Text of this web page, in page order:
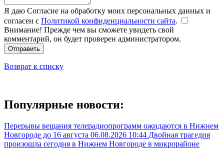
Я даю Согласие на обработку моих персональных данных и
согласен с Политикой конфиденциальности сайта.
Внимание! Прежде чем вы сможете увидеть свой
комментарий, он будет проверен администратором.
Отправить
Возврат к списку
Популярные новости:
Перерывы вещания телерадиопрограмм ожидаются в Нижнем
Новгороде до 16 августа 06.08.2026 10:44 Двойная трагедия
произошла сегодня в Нижнем Новгороде в микрорайоне